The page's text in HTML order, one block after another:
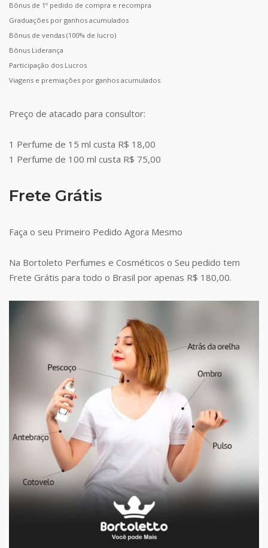
Bônus de 1º pedido de compra e recompra
Graduações por ganhos acumulados
Bônus de vendas (100% de lucro)
Bônus Liderança
Participação dos Lucros
Viagens e premiações por ganhos acumulados
Preço de atacado para consultor:
1 Perfume de 15 ml custa R$ 18,00
1 Perfume de 100 ml custa R$ 75,00
Frete Grátis
Faça o seu Primeiro Pedido Agora Mesmo
Na Bortoleto Perfumes e Cosméticos o Seu pedido tem
Frete Grátis para todo o Brasil por apenas R$ 180,00.